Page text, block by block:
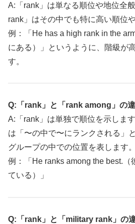
A:「rank」は単なる順位や地位全
rank」はその中でも特に高い順位
例：「He has a high rank in the
にある）」というように、階級が
す。
Q:「rank」と「rank among」の
A:「rank」は単独で順位を示しま
は「〜の中で〜にランクされる」
グループの中での位置を表します。
例：「He ranks among the best.（
ている）」
Q:「rank」と「military rank」の